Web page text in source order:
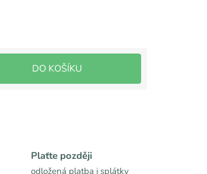
DO KOŠÍKU
Plaťte později
odložená platba i splátky